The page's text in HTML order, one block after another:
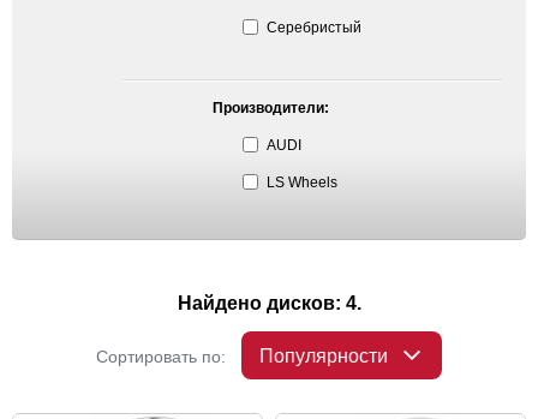
Серебристый
Производители:
AUDI
LS Wheels
Найдено дисков: 4.
Сортировать по: Популярности